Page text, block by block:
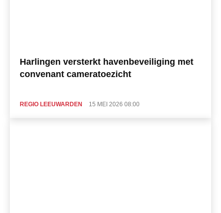
Harlingen versterkt havenbeveiliging met
convenant cameratoezicht
REGIO LEEUWARDEN 15 MEI 2026 08:00